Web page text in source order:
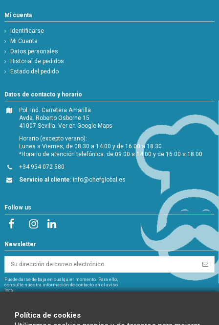
Mi cuenta
Identificarse
Mi Cuenta
Datos personales
Historial de pedidos
Estado del pedido
Datos de contacto y horario
Pol. Ind. Carretera Amarilla
Avda. Roberto Osborne 15
41007 Sevilla.Ver en Google Maps
Horario (excepto verano):
Lunes a Viernes, de 08.30 a 14.00 y de 16.00 a 18.30
*Horario de atención telefónica: de 09.00 a 14.00 y de 16.00 a 18.00
+34 954 072 580
Servicio al cliente:info@chefglobal.es
Follow us
Newsletter
Puede darse de baja en cualquier momento. Para ello,
consulte nuestra información de contacto en el aviso
legal.
Política de cookies